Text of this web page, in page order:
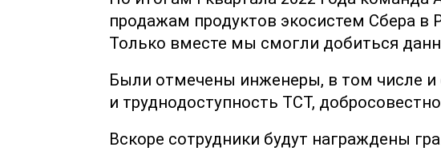
продажам продуктов экосистем Сбера в
Только вместе мы смогли добиться
Были отмечены инженеры, в том числе и
и труднодоступность ТСТ,
Вскоре сотрудники будут награждены